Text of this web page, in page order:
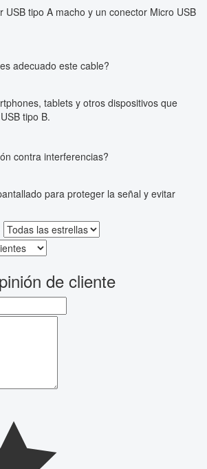
USB tipo A macho y un conector Micro USB
adecuado este cable?
tablets y otros dispositivos que
tipo B.
contra interferencias?
para proteger la señal y evitar
de cliente